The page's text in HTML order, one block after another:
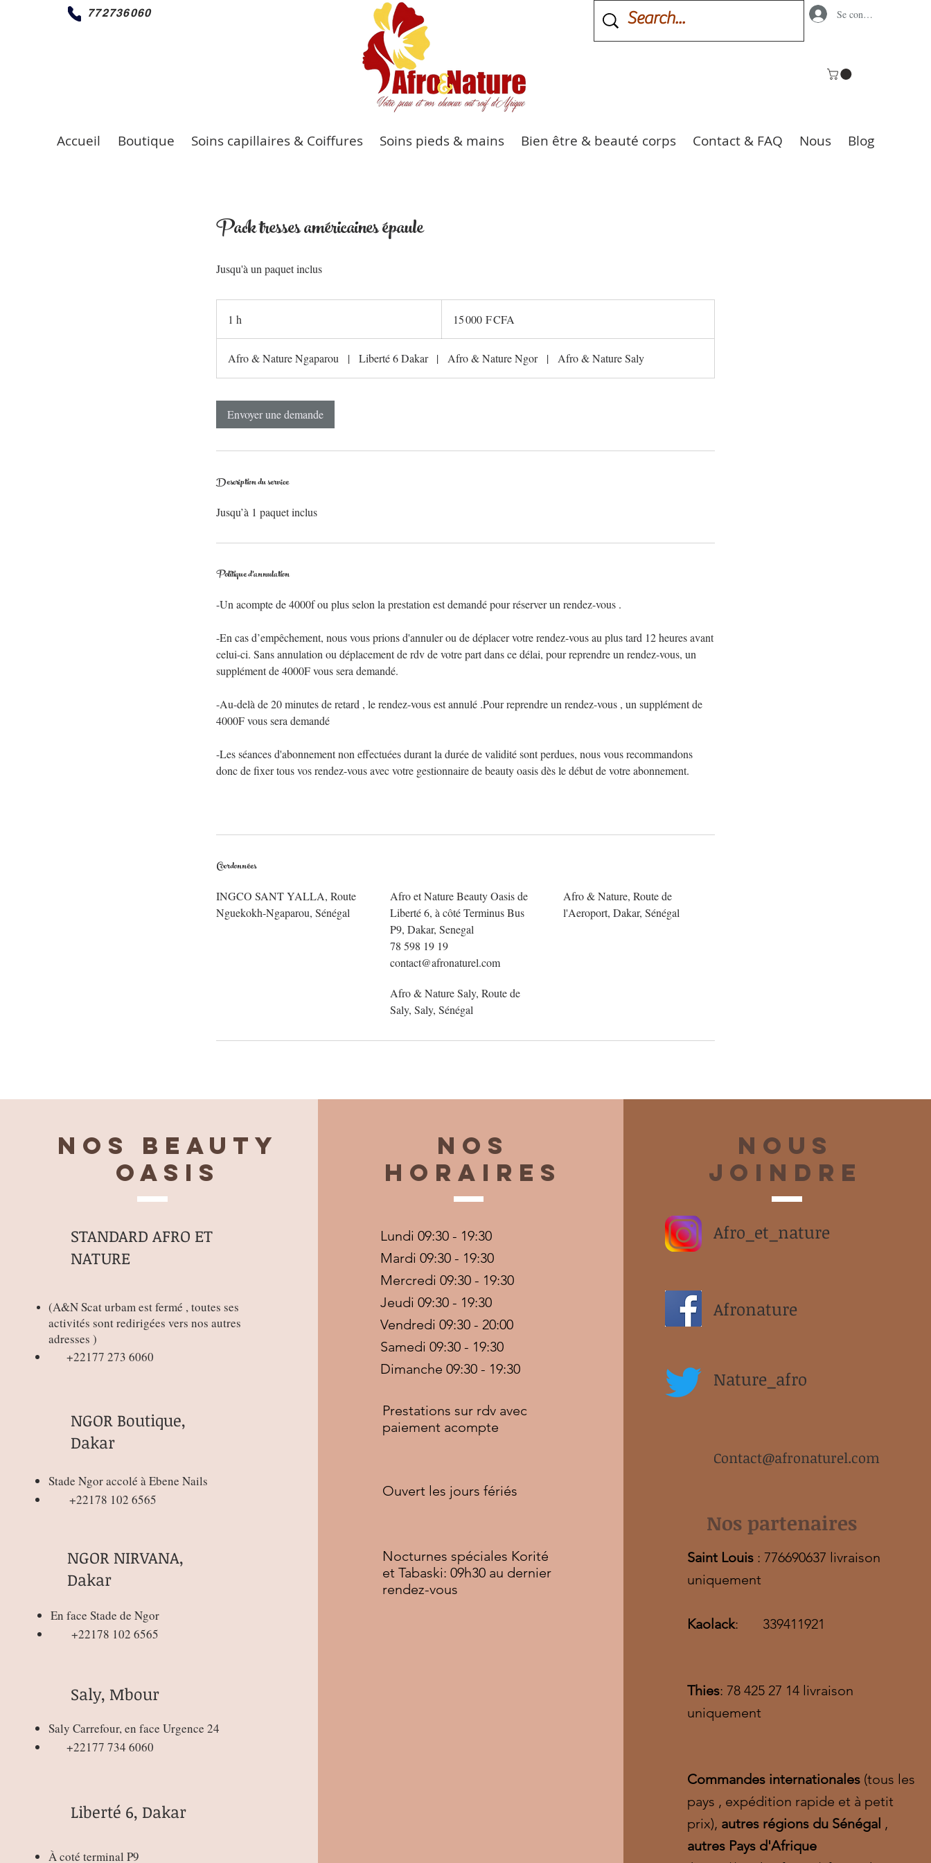
772736060 Se connecter
Accueil Boutique Soins capillaires & Coiffures Soins pieds & mains Bien être & beauté corps Contact & FAQ Nous Blog
Pack tresses américaines épaule
1 h 15 000 F CFA
Afro & Nature Ngaparou | Liberté 6 Dakar | Afro & Nature Ngor | Afro & Nature Saly
Envoyer une demande
Description du service
Jusqu’à 1 paquet inclus
Politique d'annulation
-Un acompte de 4000f ou plus selon la prestation est demandé pour réserver un rendez-vous .
-En cas d’empêchement, nous vous prions d'annuler ou de déplacer votre rendez-vous au plus tard 12 heures avant
celui-ci. Sans annulation ou déplacement de rdv de votre part dans ce délai, pour reprendre un rendez-vous, un
supplément de 4000F vous sera demandé.
-Au-delà de 20 minutes de retard , le rendez-vous est annulé .Pour reprendre un rendez-vous , un supplément de
4000F vous sera demandé
-Les séances d'abonnement non effectuées durant la durée de validité sont perdues, nous vous recommandons
donc de fixer tous vos rendez-vous avec votre gestionnaire de beauty oasis dès le début de votre abonnement.
Coordonnées
INGCO SANT YALLA, Route
Nguekokh-Ngaparou, Sénégal
Afro et Nature Beauty Oasis de
Liberté 6, à côté Terminus Bus
P9, Dakar, Senegal
78 598 19 19
contact@afronaturel.com
Afro & Nature, Route de
l'Aeroport, Dakar, Sénégal
Afro & Nature Saly, Route de
Saly, Saly, Sénégal
Nos BEAUTY
OASIS
STANDARD AFRO ET
NATURE
(A&N Scat urbam est fermé , toutes ses
activités sont redirigées vers nos autres
adresses )
+22177 273 6060
NGOR Boutique,
Dakar
Stade Ngor accolé à Ebene Nails
+22178 102 6565
NGOR NIRVANA,
Dakar
En face Stade de Ngor
+22178 102 6565
Saly, Mbour
Saly Carrefour, en face Urgence 24
+22177 734 6060
Liberté 6, Dakar
À coté terminal P9
Nos
horaires
Lundi 09:30 - 19:30
Mardi 09:30 - 19:30
Mercredi 09:30 - 19:30
Jeudi 09:30 - 19:30
Vendredi 09:30 - 20:00
Samedi 09:30 - 19:30
Dimanche 09:30 - 19:30
Prestations sur rdv avec
paiement acompte
Ouvert les jours fériés
Nocturnes spéciales Korité
et Tabaski: 09h30 au dernier
rendez-vous
Nous
joindre
Afro_et_nature
Afronature
Nature_afro
Contact@afronaturel.com
Nos partenaires
Saint Louis: 776690637 livraison
uniquement
Kaolack: 339411921
Thies: 78 425 27 14 livraison
uniquement
Commandes internationales(tous les
pays , expédition rapide et à petit
prix), autres régions du Sénégal ,
autres Pays d'Afrique